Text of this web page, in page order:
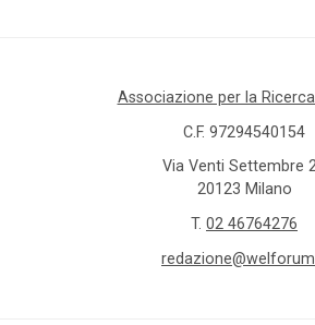
Associazione per la
C.F. 97294540154
Via Venti Settembre
20123 Milano
T. 02 46764276